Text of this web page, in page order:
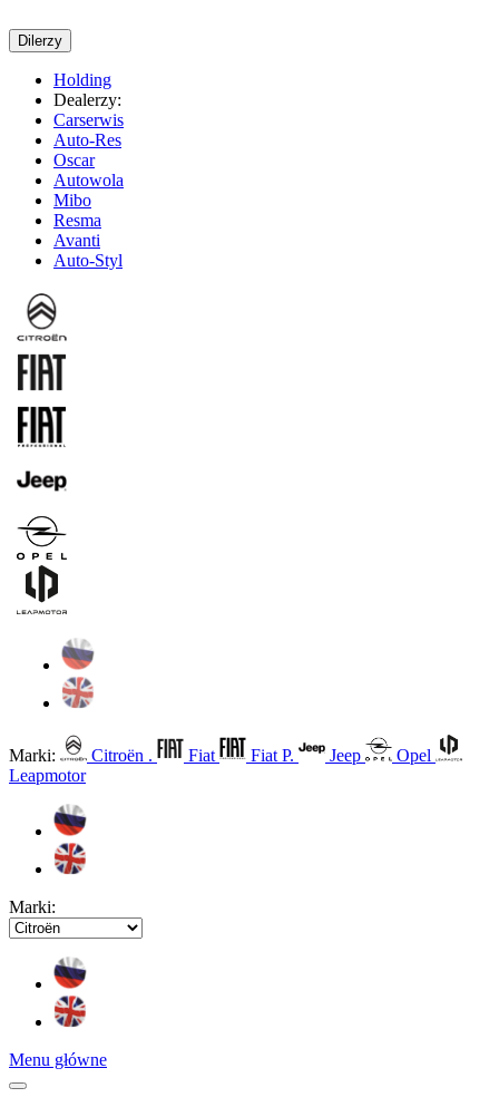
Dilerzy
Holding
Dealerzy:
Carserwis
Auto-Res
Oscar
Autowola
Mibo
Resma
Avanti
Auto-Styl
Marki: Citroën . Fiat Fiat P. Jeep
Opel
Leapmotor
Marki:
Menu główne